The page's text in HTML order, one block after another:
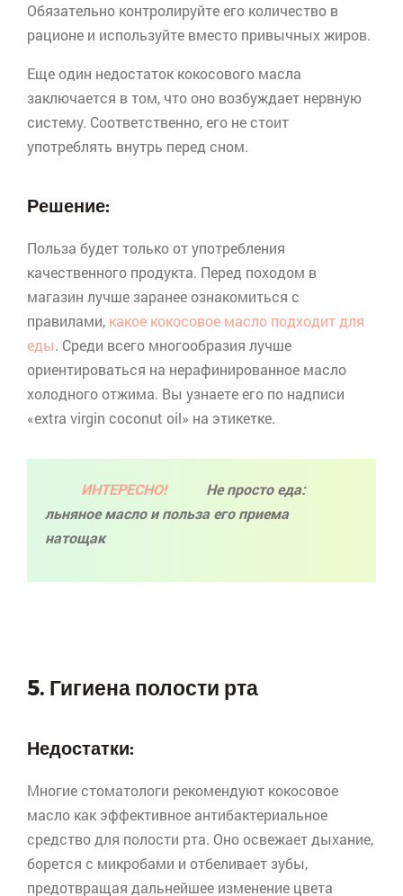
Обязательно контролируйте его количество в
рационе и используйте вместо привычных жиров.
Еще один недостаток кокосового масла
заключается в том, что оно возбуждает нервную
систему. Соответственно, его не стоит
употреблять внутрь перед сном.
Решение:
Польза будет только от употребления
качественного продукта. Перед походом в
магазин лучше заранее ознакомиться с
правилами, какое кокосовое масло подходит для
еды. Среди всего многообразия лучше
ориентироваться на нерафинированное масло
холодного отжима. Вы узнаете его по надписи
«extra virgin coconut oil» на этикетке.
ИНТЕРЕСНО!
Не просто еда:
льняное масло и польза его приема
натощак
5. Гигиена полости рта
Недостатки:
Многие стоматологи рекомендуют кокосовое
масло как эффективное антибактериальное
средство для полости рта. Оно освежает дыхание,
борется с микробами и отбеливает зубы,
предотвращая дальнейшее изменение цвета